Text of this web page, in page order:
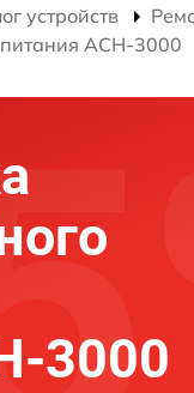
устройств
питания АСН-3000
3000